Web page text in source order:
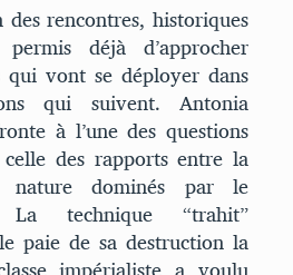
rencontres, historiques
déjà d’approcher
vont se déployer dans
qui suivent. Antonia
à l’une des questions
des rapports entre la
dominés par le
technique “trahit”
paie de sa destruction la